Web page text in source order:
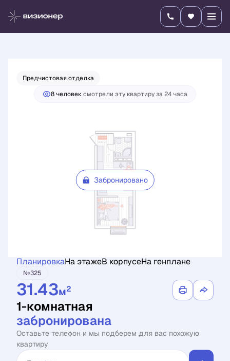
1-комнатная Цена по запросу
Предчистовая отделка
8 человексмотрели эту квартиру за 24 часа
Забронировано
ПланировкаНа этажеВ корпусеНа генплане
№325
31.43м2
1-комнатная
забронирована
Оставьте телефон и мы подберем для вас похожую
квартиру